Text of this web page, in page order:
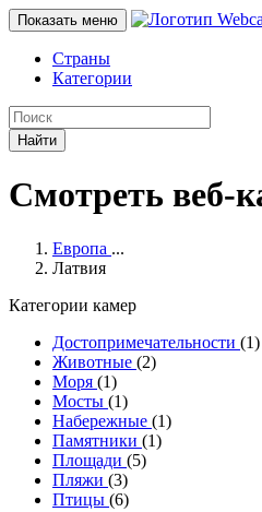
Показать меню
Страны
Категории
Найти
Смотреть веб-
Европа ...
Латвия
Категории камер
Достопримечательности (1)
Животные (2)
Моря (1)
Мосты (1)
Набережные (1)
Памятники (1)
Площади (5)
Пляжи (3)
Птицы (6)